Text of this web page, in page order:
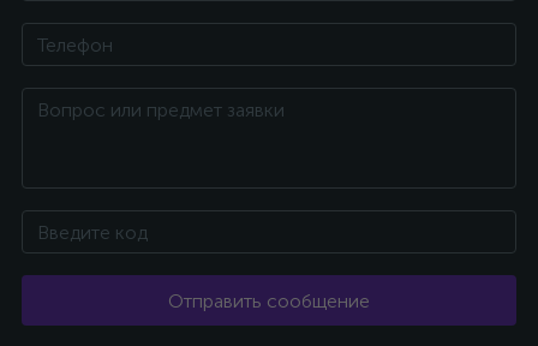
Отправить сообщение